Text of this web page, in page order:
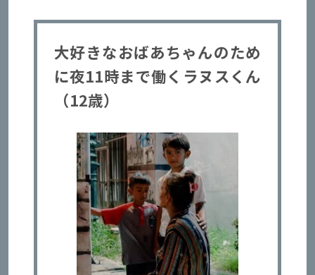
大好きなおばあちゃんのため
に夜11時まで働くラヌスくん
（12歳）